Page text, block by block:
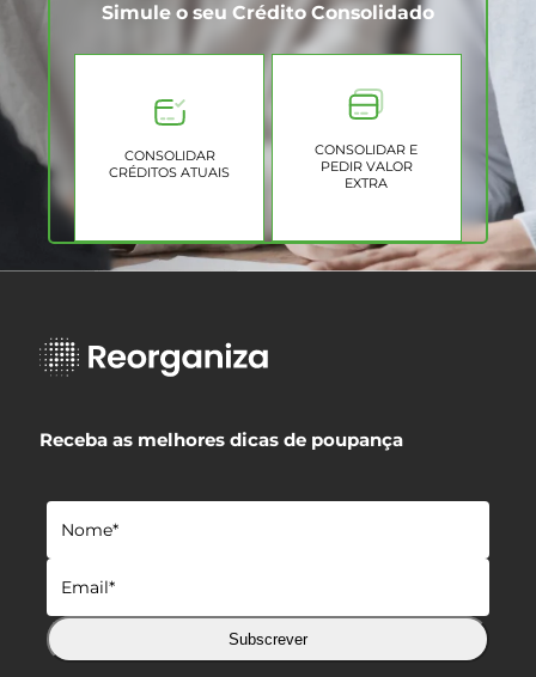
Simule o seu Crédito Consolidado
CONSOLIDAR
CRÉDITOS ATUAIS
CONSOLIDAR E
PEDIR VALOR
EXTRA
Receba as melhores dicas de poupança
Subscrever